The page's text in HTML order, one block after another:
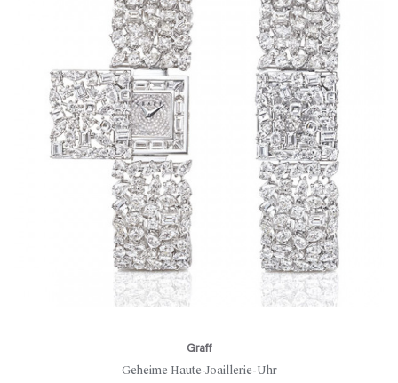
Graff
Geheime Haute-Joaillerie-Uhr